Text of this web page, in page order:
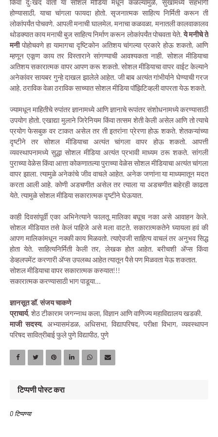
किंवा दुःखद वार्ता या सोशल मीडिया मधून कळल्यामुळे, सुखामध्ये सहभागी
होण्यासाठी, याचा चांगला फायदा होतो. सृजनात्मक साहित्य निर्मिती करून ती
लोकांपर्यंत पोचवणे. आपली मनाची घालमेल, मनाचा कळवळा, मनातली कालवाकालव
थोडक्यात काय मनाची बुज साहित्य निर्माण करून लोकांपर्यंत पोचवता येते.ये मनीचे ते
मनीपोहोचवणे हा यामागचा दृष्टिकोन अतिशय चांगल्या प्रकारे होऊ शकतो, आणि
म्हणून एकूण काय तर विस्ताराने सांगण्याची आवश्यकता नाही. सोशल मीडियाचा
अतिशय सकारात्मक वापर आपण करू शकतो. सोशल मीडियाचा वापर वाईट केल्याने
अनेकांवर सायबर गुन्हे दाखल झालेले आहेत. जी बाब अत्यंत गांभीर्याने घेण्याची गरज
आहे. ठराविक वेळा ठराविक साच्यात सोशल मीडिया पॉझिटिव्हली वापरता येऊ शकते.
ज्यामधून माहितीचे रुपांतर ज्ञानामध्ये आणि ज्ञानाचे रूपांतर संशोधनामध्ये करण्यासाठी
उपयोग होतो. एखाद्या मुलाने जिरेनियम किंवा तत्सम शेती केली असेल आणि तो त्याचे
प्रयोग फेसबुक वर टाकत असेल तर ती इतरांना प्रेरणा होऊ शकते. शेतकऱ्यांच्या
दृष्टीने तर सोशल मीडियाचा अत्यंत चांगला वापर होऊ शकतो. आपत्ती
व्यवस्थापनामध्ये सुद्धा सोशल मीडिया अत्यंत प्रभावी माध्यम ठरू शकते. सांगली
पुराच्या वेळेस किंवा आत्ता कोकणातल्या पुराच्या वेळेस सोशल मीडियाचा अत्यंत चांगला
वापर झाला. त्यामुळे अनेकांचे जीव वाचले आहेत. अनेक जणांना या माध्यमातून मदत
करता आली आहे. कोणी अडचणीत असेल तर त्याला या अडचणीत बाहेरही काढता
येते. त्यामुळे सोशल मीडिया सकारात्मक दृष्टीने घेऊयात.
काही दिवसांपूर्वी एका अभिनेत्याने फालतू मालिका बघूच नका असे आवाहन केले.
सोशल मीडियात तसे केलं पाहिजे असे मला वाटते. सकारात्मकतेने घ्यायला हवं की
आपण मालिकांमधून नक्की काय मिळवतो. त्याऐवजी साहित्य वाचलं तर अनुभव सिद्ध
होता येते. साहित्यनिर्मिती केली तर, लेखक होत आहेत. बरीचशी ॲप्स किंवा
डेव्हलपमेंट करणारी ॲप्स उपलब्ध आहेत त्यातून पैसे पण मिळवता येऊ शकतात.
सोशल मीडियाचा वापर सकारात्मक करुयात!!!
सकारात्मक करण्यासाठी भाग पाडूया...
ज्ञानसूत डॉ. संजय चाकणे
प्राचार्य, शेठ टीकाराम जगन्नाथ कला, विज्ञान आणि वाणिज्य महाविद्यालय खडकी.
माजी सदस्य, अभ्यासमंडळ, अधिसभा, विद्यापरिषद, परीक्षा विभाग, व्यवस्थापन
परिषद सावित्रीबाई फुले पुणे विद्यापीठ, पुणे
टिप्पणी पोस्ट करा
0 टिप्पण्या